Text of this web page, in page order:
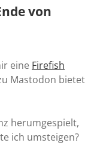
Barcamp Liste
(externer Link)
Podcast (externer
Dropdown-
von
eine Firefish
Mastodon bietet
herumgespielt,
ich umsteigen?